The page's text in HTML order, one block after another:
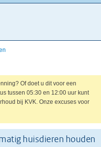
Of doet u dit voor een
tussen 05:30 en 12:00 uur kunt
bij KVK. Onze excuses voor
huisdieren houden